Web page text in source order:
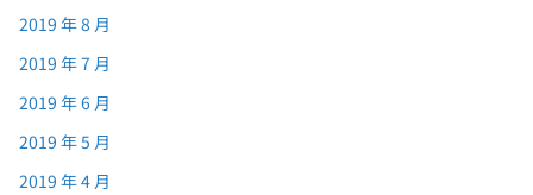
2019 年 8 月
2019 年 7 月
2019 年 6 月
2019 年 5 月
2019 年 4 月